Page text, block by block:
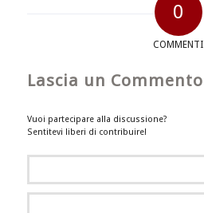
0
COMMENTI
Lascia un Commento
Vuoi partecipare alla discussione?
Sentitevi liberi di contribuire!